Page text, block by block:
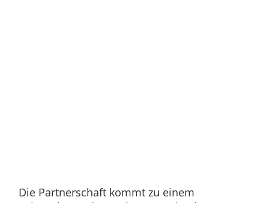
Die Partnerschaft kommt zu einem